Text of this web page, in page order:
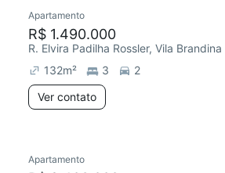
Redecorar
Apartamento
R$ 1.490.000
R. Elvira Padilha Rossler, Vila Brandina
132m² 3
2
Ver contato
Apartamento